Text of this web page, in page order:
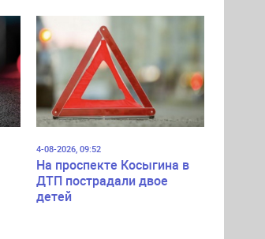
4-08-2026, 09:52
На проспекте Косыгина в
ДТП пострадали двое
детей